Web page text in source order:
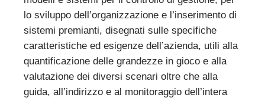
lo sviluppo dell’organizzazione e l’inserimento di
sistemi premianti, disegnati sulle specifiche
caratteristiche ed esigenze dell’azienda, utili alla
quantificazione delle grandezze in gioco e alla
valutazione dei diversi scenari oltre che alla
guida, all’indirizzo e al monitoraggio dell’intera